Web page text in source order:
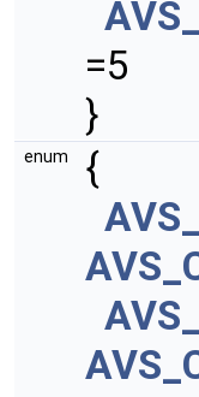
=5
}
enum
{